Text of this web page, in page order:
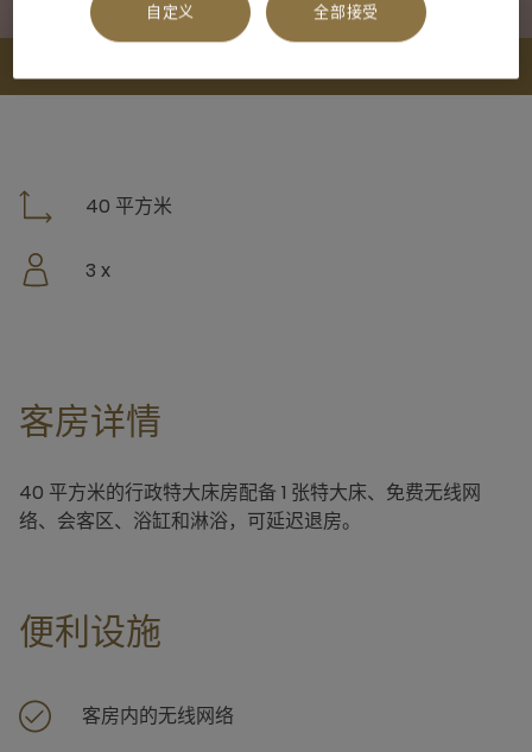
40 平方米
3 x
客房详情
40 平方米的行政特大床房配备 1 张特大床、免费无线网
络、会客区、浴缸和淋浴，可延迟退房。
便利设施
客房内的无线网络
自定义 全部接受